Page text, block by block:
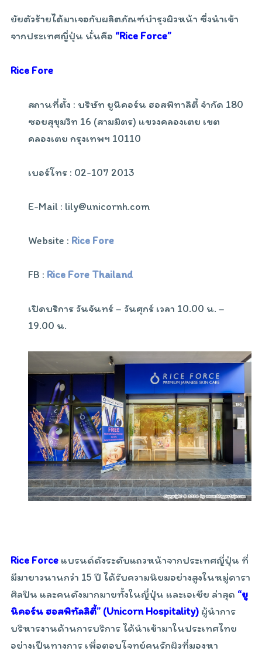
ยัยตัวร้ายได้มาเจอกับผลิตภัณฑ์บำรุงผิวหน้า ซึ่งนำเข้า
จากประเทศญี่ปุ่น นั่นคือ “Rice Force”
Rice Fore
สถานที่ตั้ง : บริษัท ยูนิคอร์น ฮอสพิทาลิตี้ จำกัด 180
ซอยสุขุมวิท 16 (สามมิตร) แขวงคลองเตย เขต
คลองเตย กรุงเทพฯ 10110
เบอร์โทร : 02-107 2013
E-Mail : lily@unicornh.com
Website : Rice Fore
FB : Rice Fore Thailand
เปิดบริการ วันจันทร์ – วันศุกร์ เวลา 10.00 น. –
19.00 น.
Rice Force แบรนด์ดังระดับแถวหน้าจากประเทศญี่ปุ่น ที่
มีมายาวนานกว่า 15 ปี ได้รับความนิยมอย่างสูงในหมู่ดารา
ศิลปิน และคนดังมากมายทั้งในญี่ปุ่น และเอเชีย ล่าสุด “ยู
นิคอร์น ฮอสพิทัลลิตี้” (Unicorn Hospitality) ผู้นำการ
บริหารงานด้านการบริการ ได้นำเข้ามาในประเทศไทย
อย่างเป็นทางการ เพื่อตอบโจทย์คนรักผิวที่มองหา